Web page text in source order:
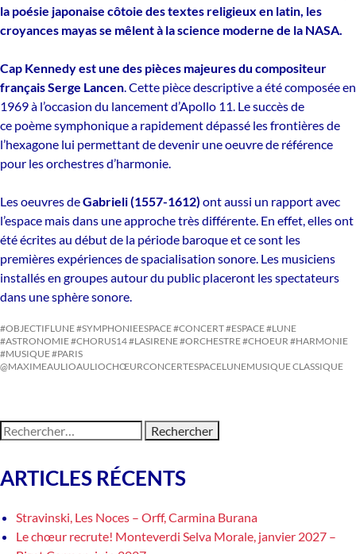
la poésie japonaise côtoie des textes religieux en latin, les
croyances mayas se mêlent à la science moderne de la NASA.
Cap Kennedy est une des pièces majeures du compositeur
français Serge Lancen. Cette pièce descriptive a été composée en
1969 à l’occasion du lancement d’Apollo 11. Le succès de
ce poème symphonique a rapidement dépassé les frontières de
l’hexagone lui permettant de devenir une oeuvre de référence
pour les orchestres d’harmonie.
Les oeuvres deGabrieli (1557-1612) ont aussi un rapport avec
l’espace mais dans une approche très différente. En effet, elles ont
été écrites au début de la période baroque et ce sont les
premières expériences de spacialisation sonore. Les musiciens
installés en groupes autour du public placeront les spectateurs
dans une sphère sonore.
#OBJECTIFLUNE #SYMPHONIEESPACE #CONCERT #ESPACE #LUNE
#ASTRONOMIE #CHORUS14 #LASIRENE #ORCHESTRE #CHOEUR #HARMONIE
#MUSIQUE #PARIS
@MAXIMEAULIOAULIOCHŒURCONCERTESPACELUNEMUSIQUE CLASSIQUE
Rechercher :
ARTICLES RÉCENTS
Stravinski, Les Noces – Orff, Carmina Burana
Le chœur recrute! Monteverdi Selva Morale, janvier 2027 –